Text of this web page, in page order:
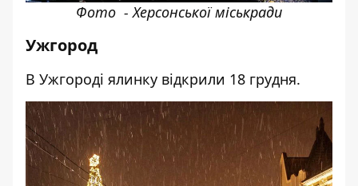
Фото - Херсонської міськради
Ужгород
В Ужгороді ялинку відкрили 18 грудня.